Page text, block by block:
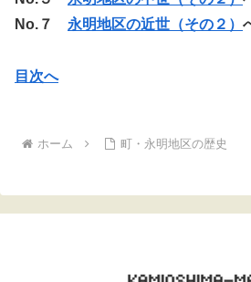
No.７ 永明地区の近世（その２）
目次へ
ホーム 町・永明地区の歴史